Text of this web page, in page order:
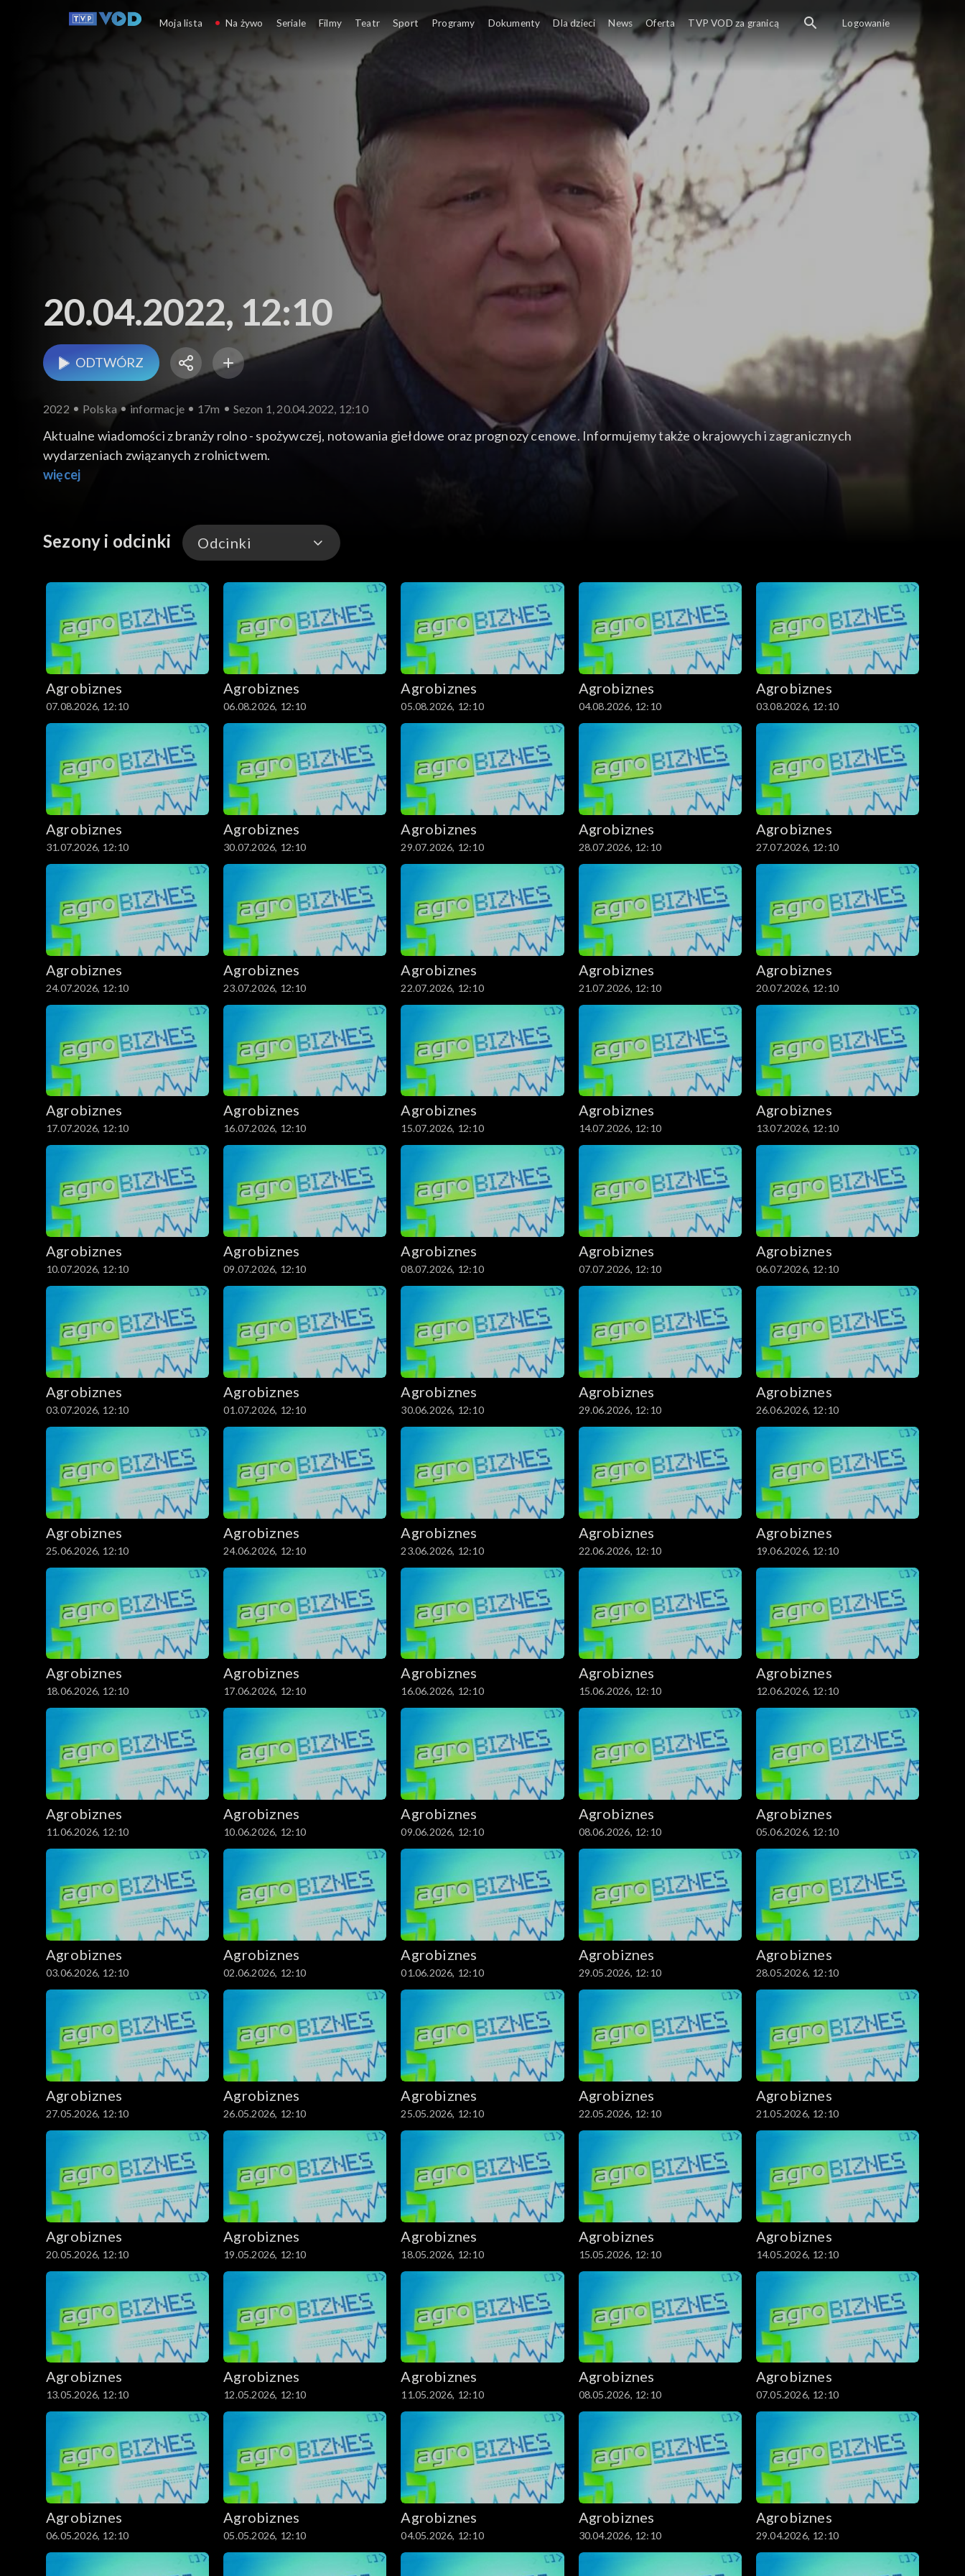
Agrobiznes
20.04.2022, 12:10
ODTWÓRZ
2022 Polska informacje 17m Sezon 1, 20.04.2022, 12:10
Aktualne wiadomości z branży rolno - spożywczej, notowania giełdowe oraz prognozy cenowe. Informujemy także o krajowych i zagranicznych
wydarzeniach związanych z rolnictwem.
więcej
Sezony i odcinki Odcinki
Odcinki
Agrobiznes
07.08.2026, 12:10
Agrobiznes
06.08.2026, 12:10
Agrobiznes
05.08.2026, 12:10
Agrobiznes
04.08.2026, 12:10
Agrobiznes
03.08.2026, 12:10
Agrobiznes
31.07.2026, 12:10
Agrobiznes
30.07.2026, 12:10
Agrobiznes
29.07.2026, 12:10
Agrobiznes
28.07.2026, 12:10
Agrobiznes
27.07.2026, 12:10
Agrobiznes
24.07.2026, 12:10
Agrobiznes
23.07.2026, 12:10
Agrobiznes
22.07.2026, 12:10
Agrobiznes
21.07.2026, 12:10
Agrobiznes
20.07.2026, 12:10
Agrobiznes
17.07.2026, 12:10
Agrobiznes
16.07.2026, 12:10
Agrobiznes
15.07.2026, 12:10
Agrobiznes
14.07.2026, 12:10
Agrobiznes
13.07.2026, 12:10
Agrobiznes
10.07.2026, 12:10
Agrobiznes
09.07.2026, 12:10
Agrobiznes
08.07.2026, 12:10
Agrobiznes
07.07.2026, 12:10
Agrobiznes
06.07.2026, 12:10
Agrobiznes
03.07.2026, 12:10
Agrobiznes
01.07.2026, 12:10
Agrobiznes
30.06.2026, 12:10
Agrobiznes
29.06.2026, 12:10
Agrobiznes
26.06.2026, 12:10
Agrobiznes
25.06.2026, 12:10
Agrobiznes
24.06.2026, 12:10
Agrobiznes
23.06.2026, 12:10
Agrobiznes
22.06.2026, 12:10
Agrobiznes
19.06.2026, 12:10
Agrobiznes
18.06.2026, 12:10
Agrobiznes
17.06.2026, 12:10
Agrobiznes
16.06.2026, 12:10
Agrobiznes
15.06.2026, 12:10
Agrobiznes
12.06.2026, 12:10
Agrobiznes
11.06.2026, 12:10
Agrobiznes
10.06.2026, 12:10
Agrobiznes
09.06.2026, 12:10
Agrobiznes
08.06.2026, 12:10
Agrobiznes
05.06.2026, 12:10
Agrobiznes
03.06.2026, 12:10
Agrobiznes
02.06.2026, 12:10
Agrobiznes
01.06.2026, 12:10
Agrobiznes
29.05.2026, 12:10
Agrobiznes
28.05.2026, 12:10
Agrobiznes
27.05.2026, 12:10
Agrobiznes
26.05.2026, 12:10
Agrobiznes
25.05.2026, 12:10
Agrobiznes
22.05.2026, 12:10
Agrobiznes
21.05.2026, 12:10
Agrobiznes
20.05.2026, 12:10
Agrobiznes
19.05.2026, 12:10
Agrobiznes
18.05.2026, 12:10
Agrobiznes
15.05.2026, 12:10
Agrobiznes
14.05.2026, 12:10
Agrobiznes
13.05.2026, 12:10
Agrobiznes
12.05.2026, 12:10
Agrobiznes
11.05.2026, 12:10
Agrobiznes
08.05.2026, 12:10
Agrobiznes
07.05.2026, 12:10
Agrobiznes
06.05.2026, 12:10
Agrobiznes
05.05.2026, 12:10
Agrobiznes
04.05.2026, 12:10
Agrobiznes
30.04.2026, 12:10
Agrobiznes
29.04.2026, 12:10
Moja lista Na żywo Seriale Filmy Teatr Sport Programy Dokumenty Dla dzieci News Oferta TVP VOD za granicą Logowanie